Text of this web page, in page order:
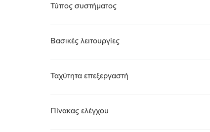
Τύπος συστήματος
Βασικές λειτουργίες
Ταχύτητα επεξεργαστή
Πίνακας ελέγχου